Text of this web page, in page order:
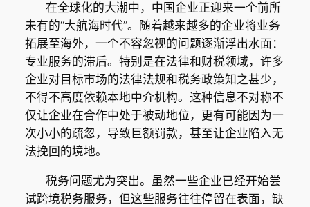
在全球化的大潮中，中国企业正迎来一个前所
未有的“大航海时代”。随着越来越多的企业将业务
拓展至海外，一个不容忽视的问题逐渐浮出水面：
专业服务的滞后。特别是在法律和财税领域，许多
企业对目标市场的法律法规和税务政策知之甚少，
不得不高度依赖本地中介机构。这种信息不对称不
仅让企业在合作中处于被动地位，更有可能因为一
次小小的疏忽，导致巨额罚款，甚至让企业陷入无
法挽回的境地。
税务问题尤为突出。虽然一些企业已经开始尝
试跨境税务服务，但这些服务往往停留在表面，缺